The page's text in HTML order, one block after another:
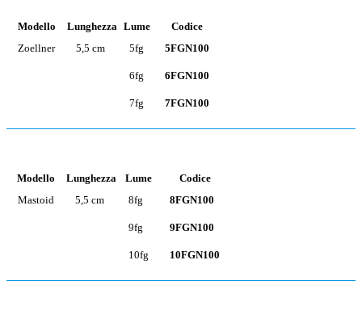
Modello Lunghezza Lume
Codice
Zoellner
5,5 cm 5fg 5FGN100
6fg 6FGN100
7fg 7FGN100
Modello Lunghezza Lume
Codice
Mastoid
5,5 cm 8fg 8FGN100
9fg 9FGN100
10fg 10FGN100